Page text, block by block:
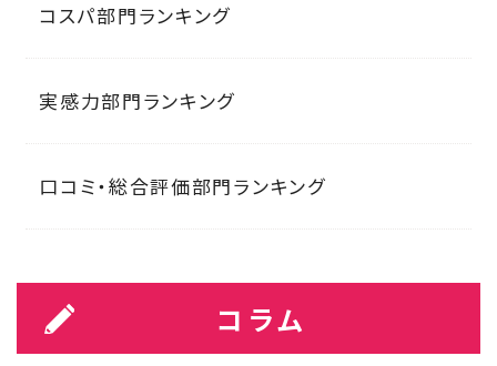
コスパ部門ランキング
実感力部門ランキング
口コミ・総合評価部門ランキング
コラム